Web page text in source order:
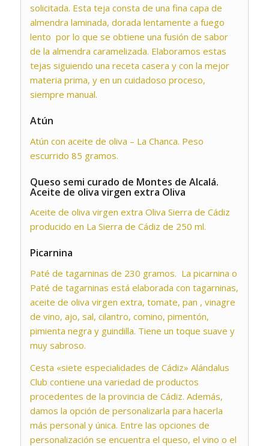
solicitada. Esta teja consta de una fina capa de
almendra laminada, dorada lentamente a fuego
lento por lo que se obtiene una fusión de sabor
de la almendra caramelizada. Elaboramos estas
tejas siguiendo una receta casera y con la mejor
materia prima, y en un cuidadoso proceso,
siempre manual.
Atún
Atún con aceite de oliva – La Chanca. Peso
escurrido 85 gramos.
Queso semi curado de Montes de Alcalá.
Aceite de oliva virgen extra Oliva
Aceite de oliva virgen extra Oliva Sierra de Cádiz
producido en La Sierra de Cádiz de 250 ml.
Picarnina
Paté de tagarninas de 230 gramos. La picarnina o
Paté de tagarninas está elaborada con tagarninas,
aceite de oliva virgen extra, tomate, pan , vinagre
de vino, ajo, sal, cilantro, comino, pimentón,
pimienta negra y guindilla. Tiene un toque suave y
muy sabroso.
Cesta «siete especialidades de Cádiz» Alándalus
Club contiene una variedad de productos
procedentes de la provincia de Cádiz. Además,
damos la opción de personalizarla para hacerla
más personal y única. Entre las opciones de
personalización se encuentra el queso, el vino o el